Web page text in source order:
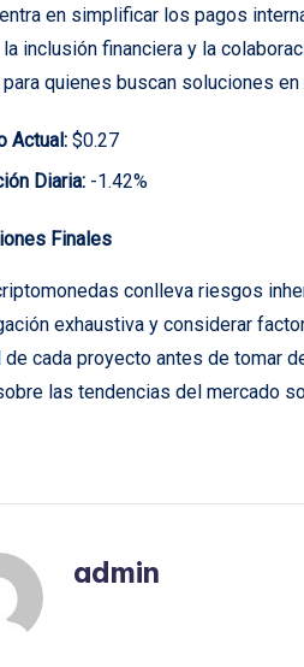
en simplificar los pagos
inclusión financiera y la
quienes buscan soluciones
Actual: $0.27
Diaria: -1.42%
Finales
conlleva riesgos
exhaustiva y considerar
de cada proyecto antes de tomar
las tendencias del mercado
admin